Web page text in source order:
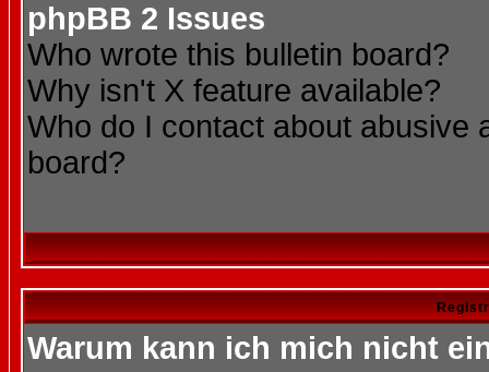
phpBB 2 Issues
Who wrote this bulletin board?
Why isn't X feature available?
Who do I contact about abusive
board?
Warum kann ich mich nicht